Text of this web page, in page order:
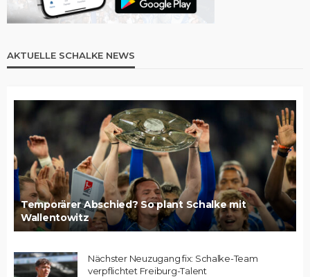
AKTUELLE SCHALKE NEWS
Temporärer Abschied? So plant Schalke mit
Wallentowitz
Nächster Neuzugang fix: Schalke-Team
verpflichtet Freiburg-Talent